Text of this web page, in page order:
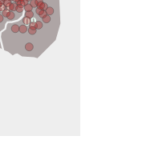
09